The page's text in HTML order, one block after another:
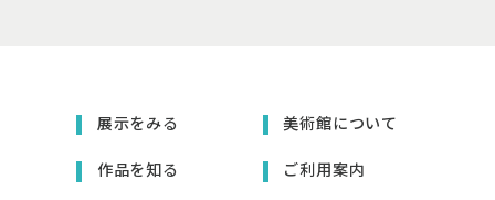
展示をみる
作品を知る
美術館について
ご利用案内